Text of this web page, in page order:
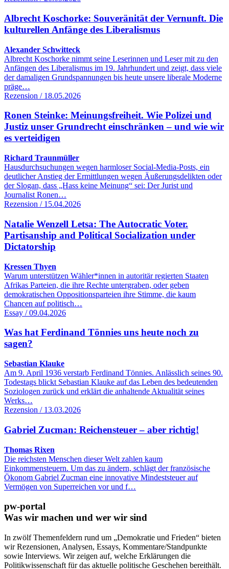
Albrecht Koschorke: Souveränität der Vernunft. Die
kulturellen Anfänge des Liberalismus
Alexander Schwitteck
Albrecht Koschorke nimmt seine Leserinnen und Leser mit zu den
Anfängen des Liberalismus im 19. Jahrhundert und zeigt, dass viele
der damaligen Grundspannungen bis heute unsere liberale Moderne
präge…
Rezension / 18.05.2026
Ronen Steinke: Meinungsfreiheit. Wie Polizei und
Justiz unser Grundrecht einschränken – und wie wir
es verteidigen
Richard Traunmüller
Hausdurchsuchungen wegen harmloser Social-Media-Posts, ein
deutlicher Anstieg der Ermittlungen wegen Äußerungsdelikten oder
der Slogan, dass „Hass keine Meinung“ sei: Der Jurist und
Journalist Ronen…
Rezension / 15.04.2026
Natalie Wenzell Letsa: The Autocratic Voter.
Partisanship and Political Socialization under
Dictatorship
Kressen Thyen
Warum unterstützen Wähler*innen in autoritär regierten Staaten
Afrikas Parteien, die ihre Rechte untergraben, oder geben
demokratischen Oppositionsparteien ihre Stimme, die kaum
Chancen auf politisch…
Essay / 09.04.2026
Was hat Ferdinand Tönnies uns heute noch zu
sagen?
Sebastian Klauke
Am 9. April 1936 verstarb Ferdinand Tönnies. Anlässlich seines 90.
Todestags blickt Sebastian Klauke auf das Leben des bedeutenden
Soziologen zurück und erklärt die anhaltende Aktualität seines
Werks…
Rezension / 13.03.2026
Gabriel Zucman: Reichensteuer – aber richtig!
Thomas Rixen
Die reichsten Menschen dieser Welt zahlen kaum
Einkommensteuern. Um das zu ändern, schlägt der französische
Ökonom Gabriel Zucman eine innovative Mindeststeuer auf
Vermögen von Superreichen vor und f…
pw-portal
Was wir machen und wer wir sind
In zwölf Themenfeldern rund um „Demokratie und Frieden“ bieten
wir Rezensionen, Analysen, Essays, Kommentare/Standpunkte
sowie Interviews. Wir zeigen auf, welche Erklärungen die
Politikwissenschaft für das aktuelle politische Geschehen bereithält.